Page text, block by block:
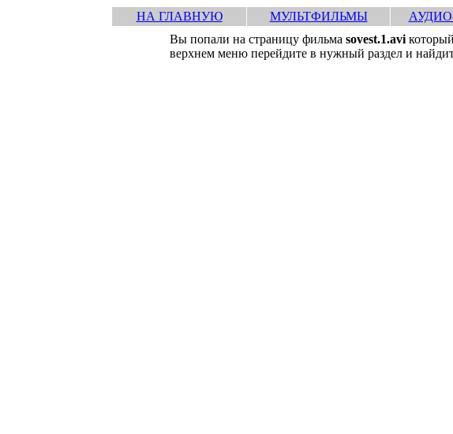
НА ГЛАВНУЮ МУЛЬТФИЛЬМЫ
Вы попали на страницу фильма sovest.1.avi
верхнем меню перейдите в нужный раздел и